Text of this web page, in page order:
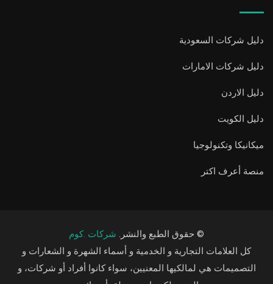
دليل شركات السعودية
دليل شركات الامارات
دليل الاردن
دليل الكويت
ميكانيكا وتكنولوجيا
منصة أعرف اكتر
© حقوق الطبع والنشر. شركات .كوم
كل العلامات التجارية و الخدمية و أسماء الشهرة و الشعارات و
التصميمات هي لمالكيها المعنيين، سواء كانوا أفراد أو شركات، و